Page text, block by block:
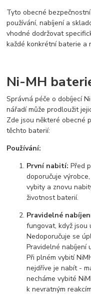
Tyto obecné
používání, nabíjení a
vhodné dodržovat
každé konkrétní baterie a
Ni-MH
Správná péče o dobíjecí
nářadí může prodloužit
Zde jsou některé obecné
těchto baterií:
Používání:
První nabití: Před
doporučuje
vybity a znovu
životnost baterií.
Pravidelné
fungovat, když jsou
Nedoporučuje se
Pravidelné nabíjení
Při plném vybití
nejdříve je nabít -
necháme vybité
k nevratným